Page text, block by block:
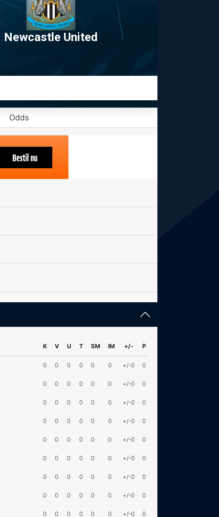
Newcastle United
Odds
K V U T SM IM +/- P
0 0 0 0 0 0 +/-0 0
0 0 0 0 0 0 +/-0 0
0 0 0 0 0 0 +/-0 0
0 0 0 0 0 0 +/-0 0
0 0 0 0 0 0 +/-0 0
0 0 0 0 0 0 +/-0 0
0 0 0 0 0 0 +/-0 0
0 0 0 0 0 0 +/-0 0
0 0 0 0 0 0 +/-0 0